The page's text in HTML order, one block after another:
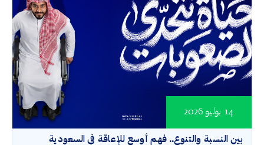
بين النسبة والتنوع.. فهم أوسع للإعاقة في السعودية
14 يوليو 2026